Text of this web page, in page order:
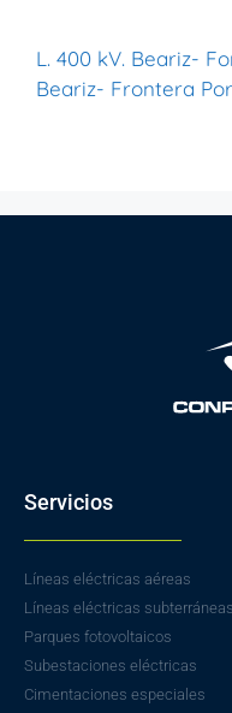
L. 400 kV. Beariz-
Beariz- Frontera
Servicios
Líneas eléctricas aéreas
Líneas eléctricas subterráneas
Parques fotovoltaicos
Subestaciones eléctricas
Cimentaciones especiales